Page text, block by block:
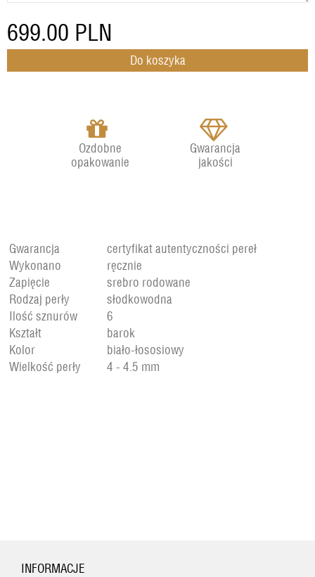
699.00 PLN
Ozdobne
opakowanie
Gwarancja
jakości
Gwarancja
certyfikat autentyczności pereł
Wykonano
ręcznie
Zapięcie
srebro rodowane
Rodzaj perły
słodkowodna
Ilość sznurów
6
Kształt
barok
Kolor
biało-łososiowy
Wielkość perły
4 - 4.5 mm
INFORMACJE